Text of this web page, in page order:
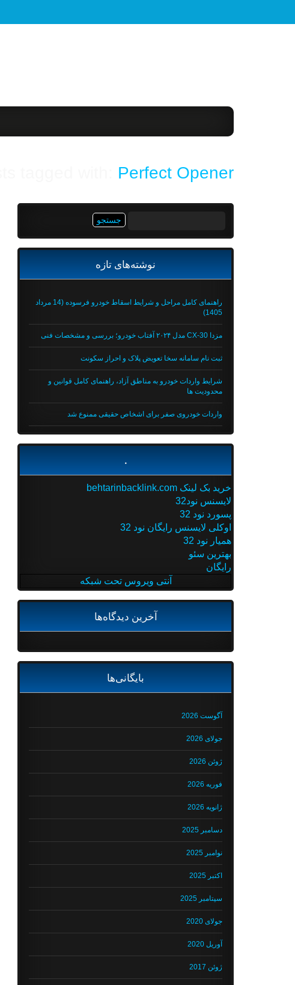
Perfect Opener
نوشته‌های تازه
راهنمای کامل مراحل و شرایط اسقاط خودرو فرسوده (14 مرداد
1405)
مزدا CX-30 مدل ۲۰۲۴ آفتاب خودرو؛ بررسی و مشخصات فنی
ثبت نام سامانه سخا تعویض پلاک و احراز سکونت
شرایط واردات خودرو به مناطق آزاد، راهنمای کامل قوانین و
محدودیت ها
واردات خودروی صفر برای اشخاص حقیقی ممنوع شد
.
خرید بک لینک behtarinbacklink.com
لایسنس نود32
پسورد نود 32
اوکلی لایسنس رایگان نود 32
همیار نود 32
بهترین سئو
رایگان
آنتی ویروس تحت شبکه
آخرین دیدگاه‌ها
بایگانی‌ها
آگوست 2026
جولای 2026
ژوئن 2026
فوریه 2026
ژانویه 2026
دسامبر 2025
نوامبر 2025
اکتبر 2025
سپتامبر 2025
جولای 2020
آوریل 2020
ژوئن 2017